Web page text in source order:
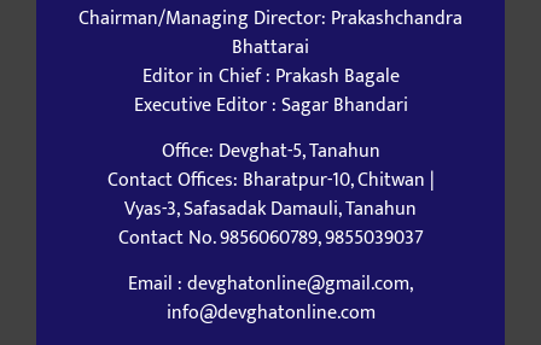
Chairman/Managing Director: Prakashchandra
Bhattarai
Editor in Chief : Prakash Bagale
Executive Editor : Sagar Bhandari
Office: Devghat-5, Tanahun
Contact Offices: Bharatpur-10, Chitwan |
Vyas-3, Safasadak Damauli, Tanahun
Contact No. 9856060789, 9855039037
Email : devghatonline@gmail.com,
info@devghatonline.com